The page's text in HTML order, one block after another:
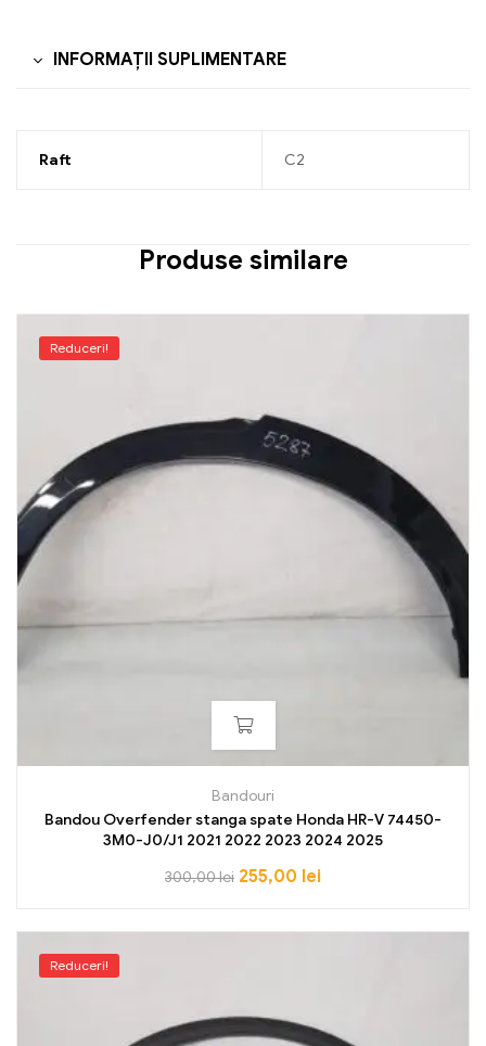
INFORMAȚII SUPLIMENTARE
Raft C2
Produse similare
Reduceri!
Bandouri
Bandou Overfender stanga spate Honda HR-V 74450-
3M0-J0/J1 2021 2022 2023 2024 2025
300,00lei 255,00 lei
Reduceri!